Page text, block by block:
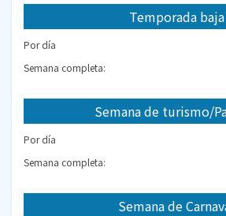
Temporada baja
Por día
Semana completa:
Semana de turismo/
Por día
Semana completa:
Semana de